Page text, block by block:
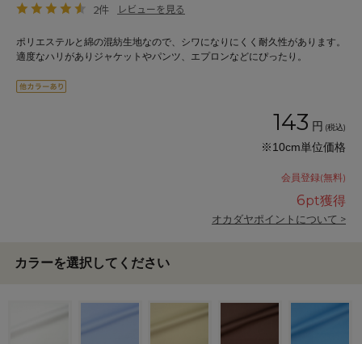
2件 レビューを見る
ポリエステルと綿の混紡生地なので、シワになりにくく耐久性があります。
適度なハリがありジャケットやパンツ、エプロンなどにぴったり。
143 円 (税込)
※10cm単位価格
会員登録(無料)
6pt獲得
オカダヤポイントについて >
カラーを選択してください